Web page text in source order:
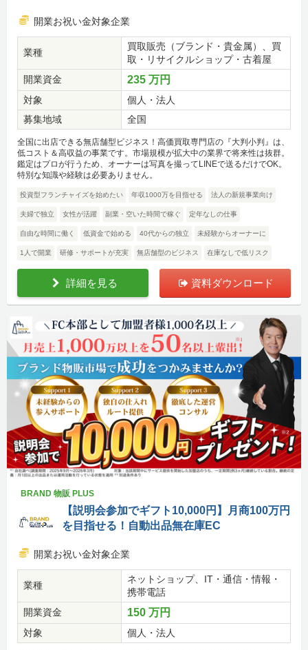
開業お祝い金対象企業
業種
買取販売（ブランド・貴金属）、買
取・リサイクルショップ・古着屋
開業資金
235 万円
対象
個人・法人
募集地域
全国
全国に出店できる無店舗型ビジネス！高価買取専門店の『大判小判』は、
低コスト＆高収益の事業です。市場規模が拡大中の業界で将来性は抜群。
鑑定はプロが行うため、オーナーは写真を撮ってLINEで送るだけでOK。
特別な知識や経験は必要ありません。
投資型フランチャイズを始めたい 年収1000万を目指せる 法人の新規事業向け
夫婦で独立 女性が活躍 副業・空いた時間で稼ぐ 定年なしの仕事
自由な時間に働く 低資金で始める 40代からの独立 未経験からオーナーに
1人で開業 研修・サポートが充実 無店舗型のビジネス 在庫なしで低リスク
詳細を見る 資料ダウンロード
BRAND 物販 PLUS
【説明会参加でギフト10,000円】月商100万円
を目指せる！自動出品無在庫EC
開業お祝い金対象企業
業種
ネットショップ、IT・通信・情報・
携帯電話
開業資金
150 万円
対象 個人・法人